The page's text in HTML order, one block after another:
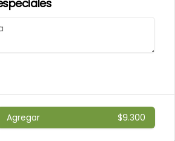
manjar, plátano y crema de
vainilla.
Alfajores
Masa de chocolate rellena con
Agregar $9.300